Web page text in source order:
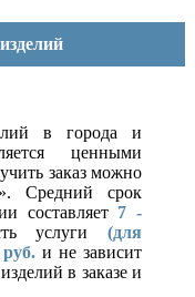
в города и
ценными
заказ можно
Средний срок
составляет 7 -
услуги(для
и не зависит
в заказе и